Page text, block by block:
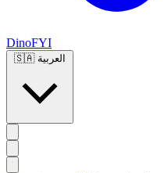
DinoFYI
🇸🇦 العربية